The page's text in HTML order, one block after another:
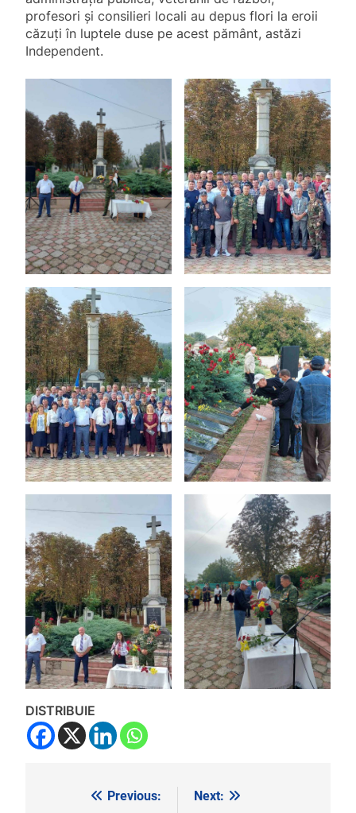
profesori și consilieri locali au depus flori la eroii
căzuți în luptele duse pe acest pământ, astăzi
Independent.
DISTRIBUIE
NavigarePrevious:
Next: